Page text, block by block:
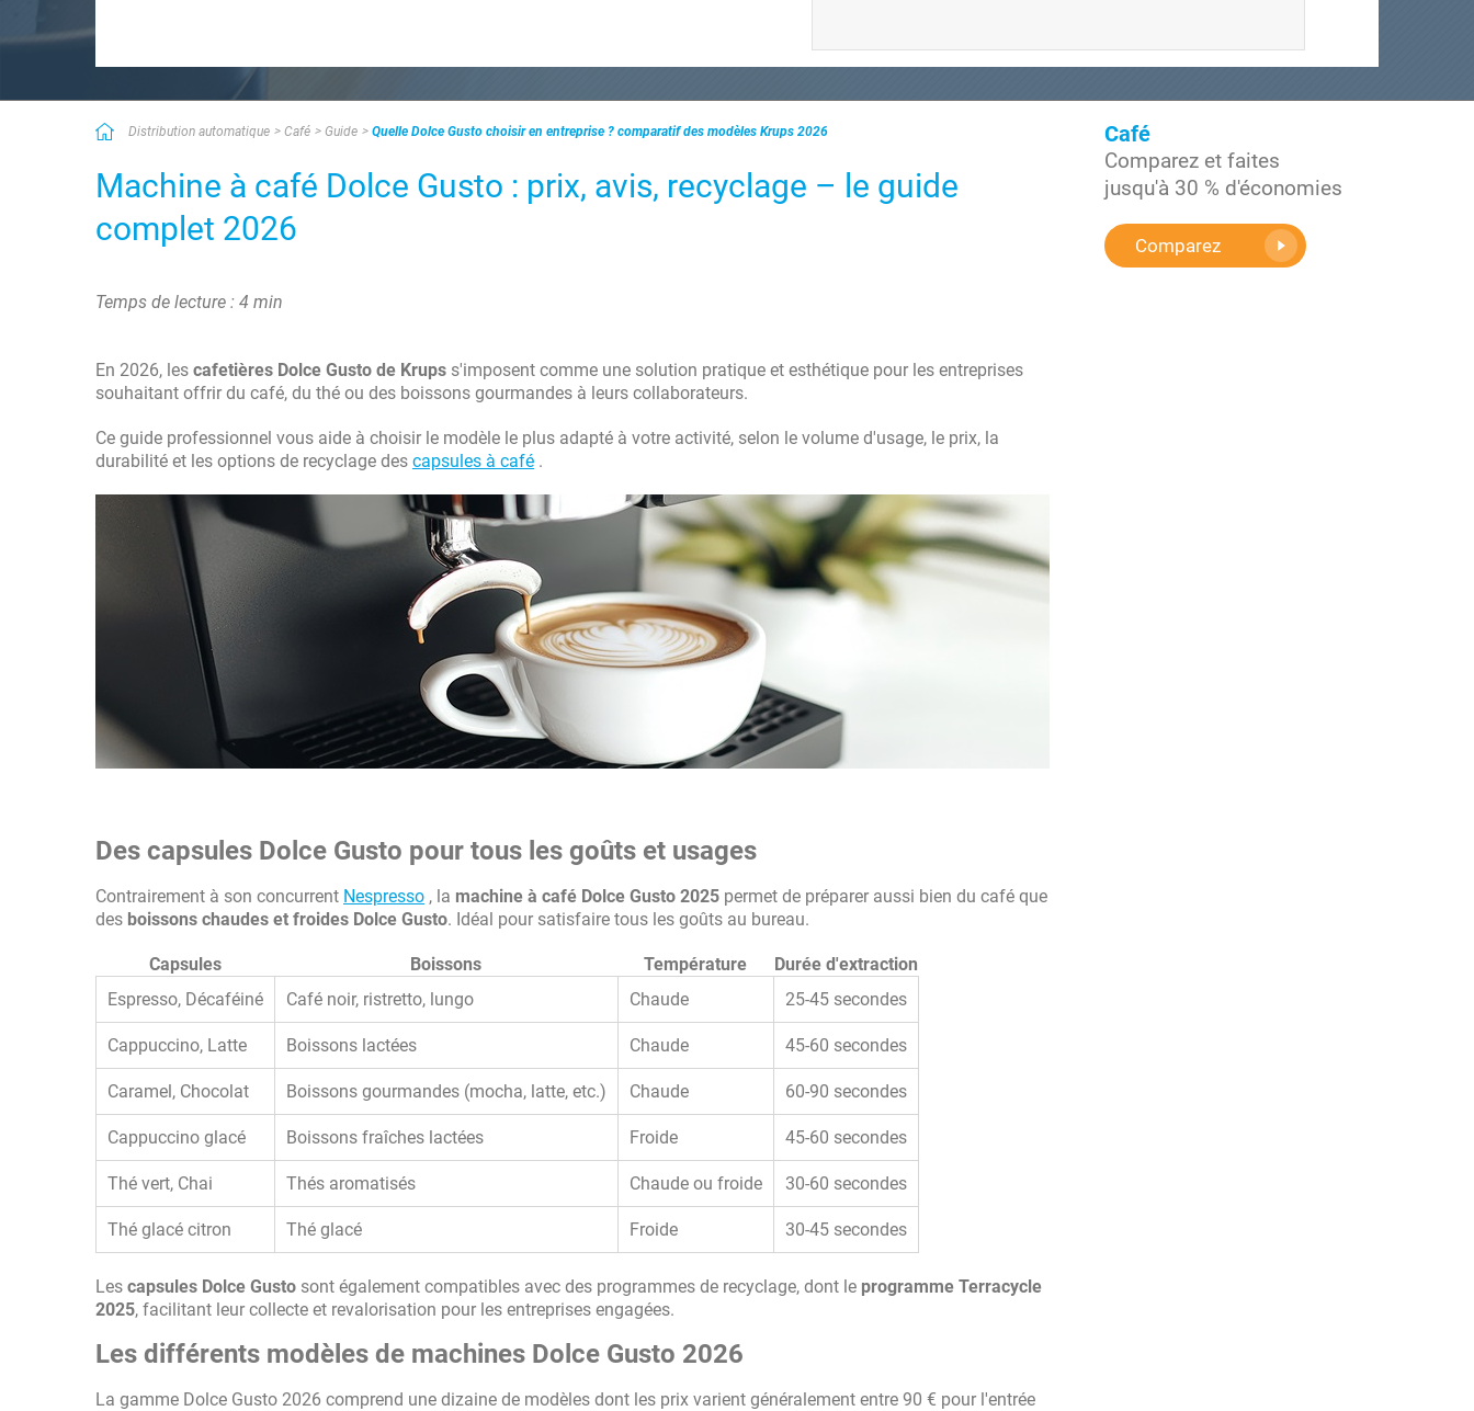
Distribution automatique Café Guide Quelle Dolce Gusto choisir en entreprise ? comparatif des modèles Krups 2026
Machine à café Dolce Gusto : prix, avis, recyclage – le guide
complet 2026
Temps de lecture : 4 min
En 2026, les cafetières Dolce Gusto de Krups s'imposent comme une solution pratique et esthétique pour les entreprises
souhaitant offrir du café, du thé ou des boissons gourmandes à leurs collaborateurs.
Ce guide professionnel vous aide à choisir le modèle le plus adapté à votre activité, selon le volume d'usage, le prix, la
durabilité et les options de recyclage des capsules à café .
Des capsules Dolce Gusto pour tous les goûts et usages
Contrairement à son concurrent Nespresso , la machine à café Dolce Gusto 2025 permet de préparer aussi bien du café que
des boissons chaudes et froides Dolce Gusto. Idéal pour satisfaire tous les goûts au bureau.
Capsules Boissons Température
Durée d'extraction
Espresso, Décaféiné
Café noir, ristretto, lungo Chaude 25-45 secondes
Cappuccino, Latte Boissons lactées Chaude 45-60 secondes
Caramel, Chocolat Boissons gourmandes (mocha, latte, etc.) Chaude 60-90 secondes
Cappuccino glacé Boissons fraîches lactées Froide 45-60 secondes
Thé vert, Chai Thés aromatisés Chaude ou froide 30-60 secondes
Thé glacé citron Thé glacé Froide 30-45 secondes
Les capsules Dolce Gusto sont également compatibles avec des programmes de recyclage, dont le programme Terracycle
2025, facilitant leur collecte et revalorisation pour les entreprises engagées.
Les différents modèles de machines Dolce Gusto 2026
La gamme Dolce Gusto 2026 comprend une dizaine de modèles dont les prix varient généralement entre 90 € pour l'entrée
Café
Comparez et faites
jusqu'à 30 % d'économies
Comparez